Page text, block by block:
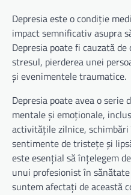
Depresia este o condiție
impact semnificativ asupra
Depresia poate fi cauzată
stresul, pierderea unei
și evenimentele traumatice.
Depresia poate avea o serie
mentale și emoționale,
activitățile zilnice,
sentimente de tristețe și
este esențial să înțelegem
unui profesionist în
suntem afectați de această